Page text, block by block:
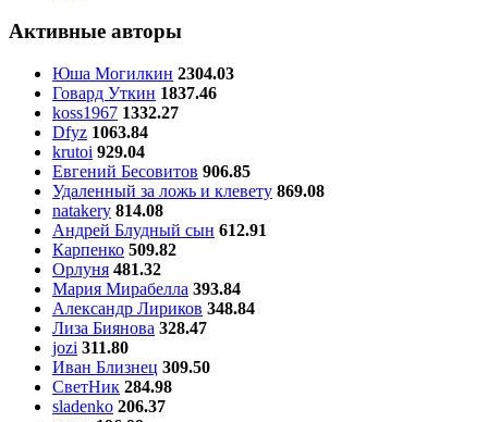
Активные авторы
Юша Могилкин 2304.03
Говард Уткин 1837.46
koss1967 1332.27
Dfyz 1063.84
krutoi 929.04
Евгений Бесовитов 906.85
Удаленный за ложь и клевету 869.08
natakery 814.08
Андрей Блудный сын 612.91
Карпенко 509.82
Орлуня 481.32
Мария Мирабелла 393.84
Александр Лириков 348.84
Лиза Биянова 328.47
jozi 311.80
Иван Близнец 309.50
СветНик 284.98
sladenko 206.37